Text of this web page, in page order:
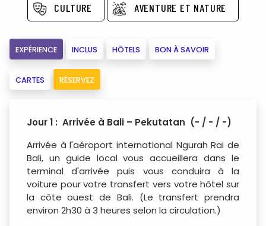
CULTURE
AVENTURE ET NATURE
EXPÉRIENCE INCLUS HÔTELS BON À SAVOIR
CARTES RÉSERVEZ
Jour 1 : Arrivée à Bali – Pekutatan (- / - / -)
Arrivée à l'aéroport international Ngurah Rai de
Bali, un guide local vous accueillera dans le
terminal d'arrivée puis vous conduira à la
voiture pour votre transfert vers votre hôtel sur
la côte ouest de Bali. (Le transfert prendra
environ 2h30 à 3 heures selon la circulation.)